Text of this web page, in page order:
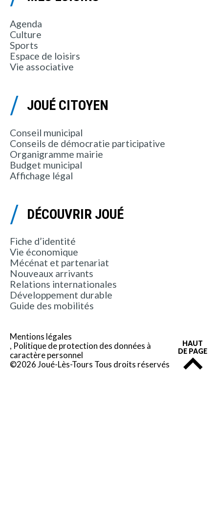
Agenda
Culture
Sports
Espace de loisirs
Vie associative
JOUÉ CITOYEN
Conseil municipal
Conseils de démocratie participative
Organigramme mairie
Budget municipal
Affichage légal
DÉCOUVRIR JOUÉ
Fiche d’identité
Vie économique
Mécénat et partenariat
Nouveaux arrivants
Relations internationales
Développement durable
Guide des mobilités
Mentions légales
Politique de protection des données à
caractère personnel
©2026 Joué-Lès-Tours Tous droits réservés
HAUT
DE PAGE